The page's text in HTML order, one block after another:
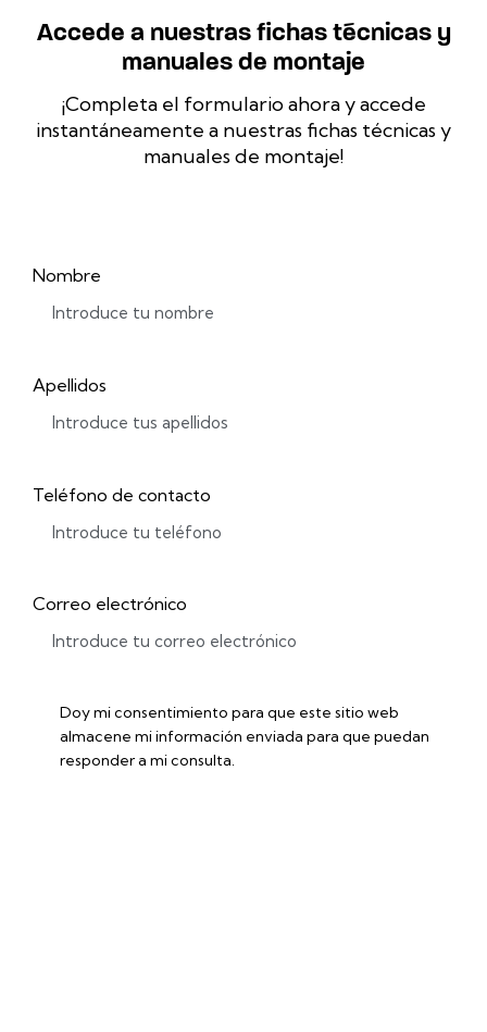
Accede a nuestras fichas técnicas y
manuales de montaje
¡Completa el formulario ahora y accede
instantáneamente a nuestras fichas técnicas y
manuales de montaje!
Nombre
Apellidos
Teléfono de contacto
Correo electrónico
Doy mi consentimiento para que este sitio web
almacene mi información enviada para que puedan
responder a mi consulta.